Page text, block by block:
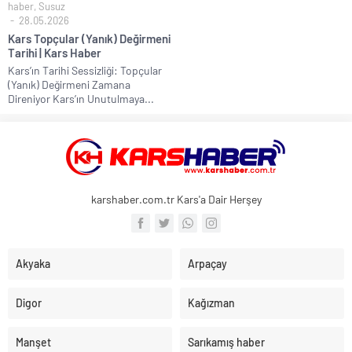
haber, Susuz
28.05.2026
Kars Topçular (Yanık) Değirmeni
Tarihi | Kars Haber
Kars’ın Tarihi Sessizliği: Topçular
(Yanık) Değirmeni Zamana
Direniyor Kars’ın Unutulmaya...
karshaber.com.tr Kars'a Dair Herşey
Akyaka Arpaçay
Digor Kağızman
Manşet Sarıkamış haber